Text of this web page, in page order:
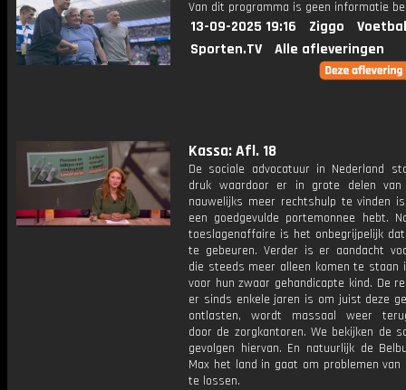
Van dit programma is geen informatie
13-09-2025 19:16 Ziggo
Sporten.TV
Alle afleveringen
Kassa: Afl. 18
De sociale advocatuur in Nederland
druk waardoor er in grote delen
nauwelijks meer rechtshulp te vinden
een goedgevulde portemonnee hebt.
toeslagenaffaire is het onbegrijpelijk
te gebeuren. Verder is er aandacht
die steeds meer alleen komen te staan
voor hun zwaar gehandicapte kind. De
er sinds enkele jaren is om juist deze
ontlasten, wordt massaal weer
door de zorgkantoren. We bekijken de
gevolgen hiervan. En natuurlijk de
Max het land in gaat om problemen van
te lossen.